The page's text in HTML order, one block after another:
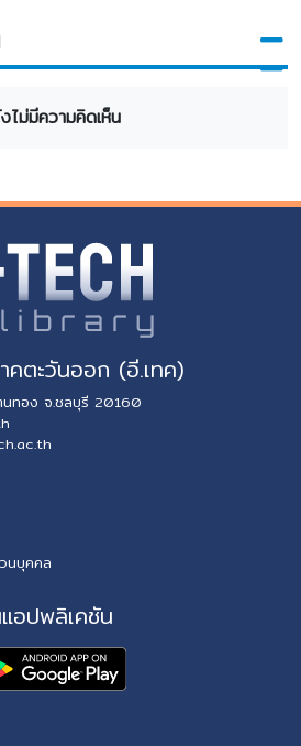
ไม่มีความคิดเห็น
คตะวันออก (อี.เทค)
ทอง จ.ชลบุรี 20160
นบุคคล
อปพลิเคชัน